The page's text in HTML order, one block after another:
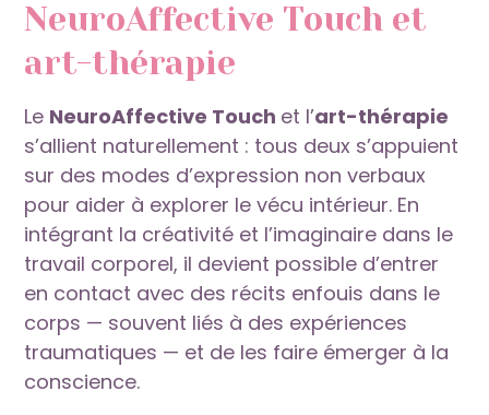
NeuroAffective Touch et
art-thérapie
Le NeuroAffective Touch et l’art-thérapie
s’allient naturellement : tous deux s’appuient
sur des modes d’expression non verbaux
pour aider à explorer le vécu intérieur. En
intégrant la créativité et l’imaginaire dans le
travail corporel, il devient possible d’entrer
en contact avec des récits enfouis dans le
corps — souvent liés à des expériences
traumatiques — et de les faire émerger à la
conscience.